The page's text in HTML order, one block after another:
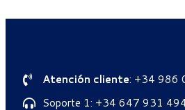
Atención cliente: +34 986
Soporte 1: +34 647 931